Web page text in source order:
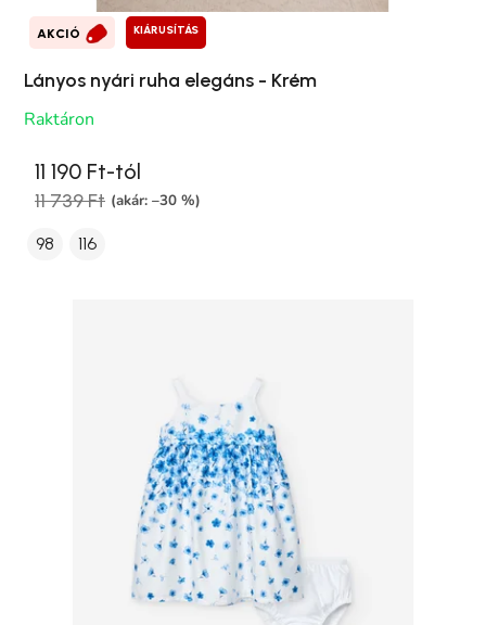
AKCIÓ KIÁRUSÍTÁS
Lányos nyári ruha elegáns - Krém
Raktáron
11 190 Ft-tól
11 739 Ft (akár: –30 %)
98 116